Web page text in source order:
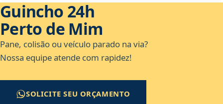
Guincho 24h
Perto de Mim
Pane, colisão ou veículo parado na via?
Nossa equipe atende com rapidez!
SOLICITE SEU ORÇAMENTO